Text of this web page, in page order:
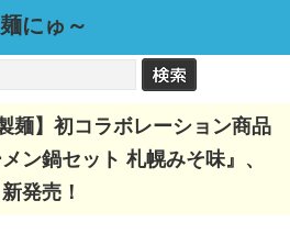
麺にゅ～
麺】初コラボレーション商品
ン鍋セット 札幌みそ味』、
発売！